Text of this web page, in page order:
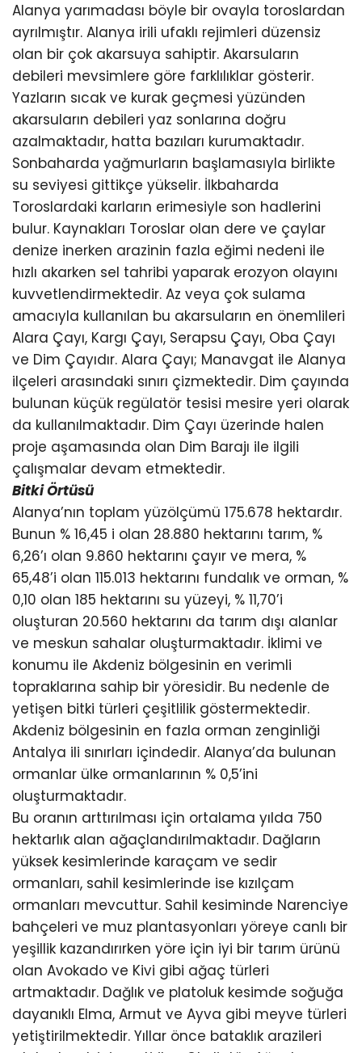
Alanya yarımadası böyle bir ovayla toroslardan
ayrılmıştır. Alanya irili ufaklı rejimleri düzensiz
olan bir çok akarsuya sahiptir. Akarsuların
debileri mevsimlere göre farklılıklar gösterir.
Yazların sıcak ve kurak geçmesi yüzünden
akarsuların debileri yaz sonlarına doğru
azalmaktadır, hatta bazıları kurumaktadır.
Sonbaharda yağmurların başlamasıyla birlikte
su seviyesi gittikçe yükselir. İlkbaharda
Toroslardaki karların erimesiyle son hadlerini
bulur. Kaynakları Toroslar olan dere ve çaylar
denize inerken arazinin fazla eğimi nedeni ile
hızlı akarken sel tahribi yaparak erozyon olayını
kuvvetlendirmektedir. Az veya çok sulama
amacıyla kullanılan bu akarsuların en önemlileri
Alara Çayı, Kargı Çayı, Serapsu Çayı, Oba Çayı
ve Dim Çayıdır. Alara Çayı; Manavgat ile Alanya
ilçeleri arasındaki sınırı çizmektedir. Dim çayında
bulunan küçük regülatör tesisi mesire yeri olarak
da kullanılmaktadır. Dim Çayı üzerinde halen
proje aşamasında olan Dim Barajı ile ilgili
çalışmalar devam etmektedir.
Bitki Örtüsü
Alanya’nın toplam yüzölçümü 175.678 hektardır.
Bunun % 16,45 i olan 28.880 hektarını tarım, %
6,26’ı olan 9.860 hektarını çayır ve mera, %
65,48’i olan 115.013 hektarını fundalık ve orman, %
0,10 olan 185 hektarını su yüzeyi, % 11,70’i
oluşturan 20.560 hektarını da tarım dışı alanlar
ve meskun sahalar oluşturmaktadır. İklimi ve
konumu ile Akdeniz bölgesinin en verimli
topraklarına sahip bir yöresidir. Bu nedenle de
yetişen bitki türleri çeşitlilik göstermektedir.
Akdeniz bölgesinin en fazla orman zenginliği
Antalya ili sınırları içindedir. Alanya’da bulunan
ormanlar ülke ormanlarının % 0,5’ini
oluşturmaktadır.
Bu oranın arttırılması için ortalama yılda 750
hektarlık alan ağaçlandırılmaktadır. Dağların
yüksek kesimlerinde karaçam ve sedir
ormanları, sahil kesimlerinde ise kızılçam
ormanları mevcuttur. Sahil kesiminde Narenciye
bahçeleri ve muz plantasyonları yöreye canlı bir
yeşillik kazandırırken yöre için iyi bir tarım ürünü
olan Avokado ve Kivi gibi ağaç türleri
artmaktadır. Dağlık ve platoluk kesimde soğuğa
dayanıklı Elma, Armut ve Ayva gibi meyve türleri
yetiştirilmektedir. Yıllar önce bataklık arazileri